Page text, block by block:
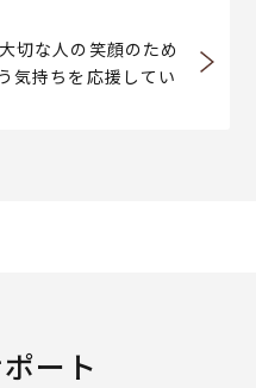
切な人の笑顔のため
気持ちを応援してい
ート